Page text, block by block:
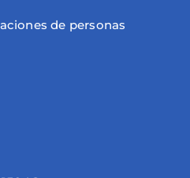
de personas